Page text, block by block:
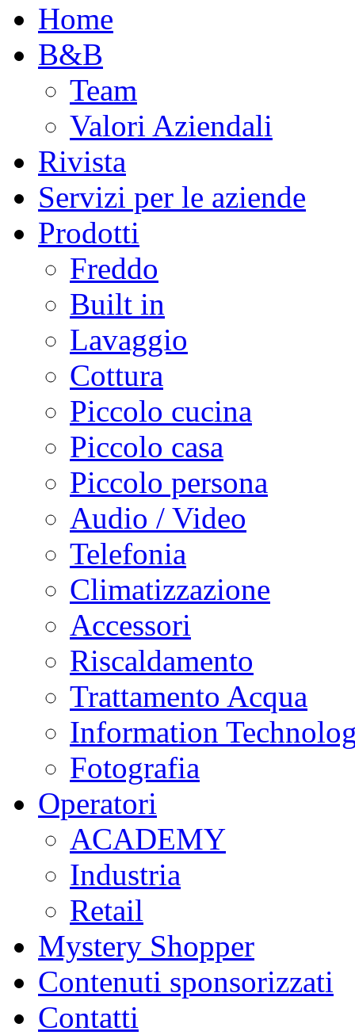
Home
B&B
Team
Valori Aziendali
Rivista
Servizi per le aziende
Prodotti
Freddo
Built in
Lavaggio
Cottura
Piccolo cucina
Piccolo casa
Piccolo persona
Audio / Video
Telefonia
Climatizzazione
Accessori
Riscaldamento
Trattamento Acqua
Information
Fotografia
Operatori
ACADEMY
Industria
Retail
Mystery Shopper
Contenuti sponsorizzati
Contatti